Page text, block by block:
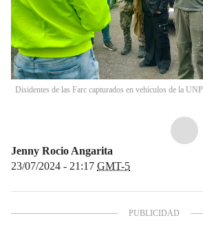
Disidentes de las Farc capturados en vehículos de la UNP
Jenny Rocio Angarita
23/07/2024 - 21:17 GMT-5